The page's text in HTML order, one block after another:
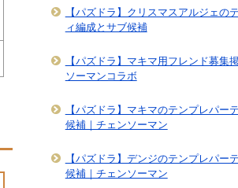
【パズドラ】クリスマスアルジェの
ィ編成とサブ候補
【パズドラ】マキマ用フレンド募集
ソーマンコラボ
【パズドラ】マキマのテンプレパー
候補｜チェンソーマン
【パズドラ】デンジのテンプレパー
候補｜チェンソーマン